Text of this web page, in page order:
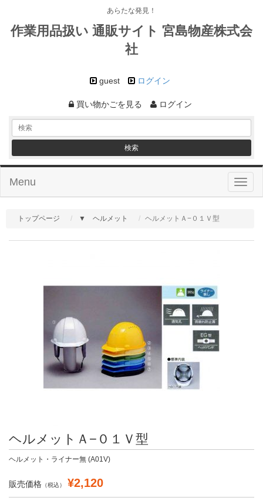
あらたな発見！
作業用品扱い 通販サイト 宮島物産株式会
社
guest ログイン
買い物かごを見る ログイン
Menu
トップページ ▼ ヘルメット ヘルメットＡ−０１Ｖ型
ヘルメットＡ−０１Ｖ型
ヘルメット・ライナー無 (A01V)
販売価格 （税込） ¥2,120